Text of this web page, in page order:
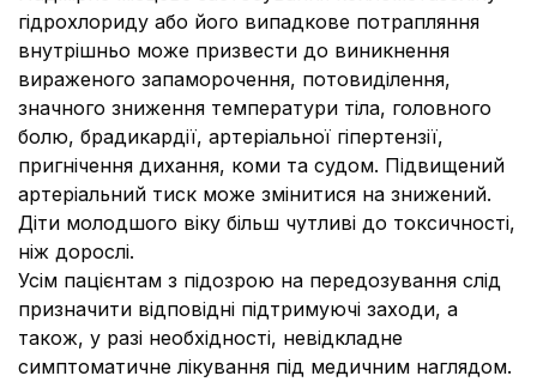
гідрохлориду або його випадкове потрапляння
внутрішньо може призвести до виникнення
вираженого запаморочення, потовиділення,
значного зниження температури тіла, головного
болю, брадикардії, артеріальної гіпертензії,
пригнічення дихання, коми та судом. Підвищений
артеріальний тиск може змінитися на знижений.
Діти молодшого віку більш чутливі до токсичності,
ніж дорослі.
Усім пацієнтам з підозрою на передозування слід
призначити відповідні підтримуючі заходи, а
також, у разі необхідності, невідкладне
симптоматичне лікування під медичним наглядом.